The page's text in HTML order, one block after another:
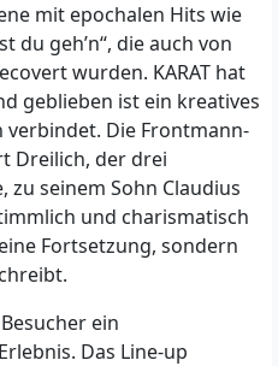
mit epochalen Hits wie
du geh’n“, die auch von
wurden. KARAT hat
geblieben ist ein kreatives
verbindet. Die Frontmann-
Dreilich, der drei
zu seinem Sohn Claudius
und charismatisch
Fortsetzung, sondern
ein
Das Line-up